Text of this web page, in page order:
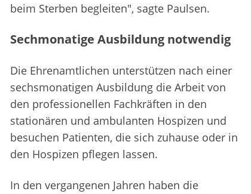
beim Sterben begleiten", sagte Paulsen.
Sechmonatige Ausbildung notwendig
Die Ehrenamtlichen unterstützen nach einer
sechsmonatigen Ausbildung die Arbeit von
den professionellen Fachkräften in den
stationären und ambulanten Hospizen und
besuchen Patienten, die sich zuhause oder in
den Hospizen pflegen lassen.
In den vergangenen Jahren haben die